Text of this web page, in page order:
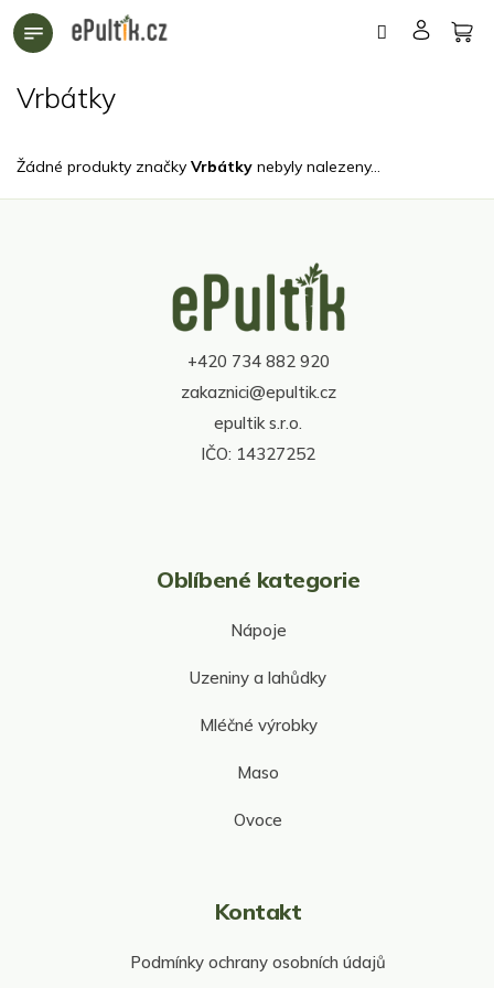
Přejít
na
Vrbátky
Žádné produkty značky Vrbátky nebyly nalezeny...
+420 734 882 920
zakaznici@epultik.cz
epultik s.r.o.
IČO: 14327252
Oblíbené kategorie
Nápoje
Uzeniny a lahůdky
Mléčné výrobky
Maso
Ovoce
Kontakt
Podmínky ochrany osobních údajů